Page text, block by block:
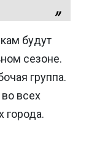
будут
сезоне.
группа.
всех
города.